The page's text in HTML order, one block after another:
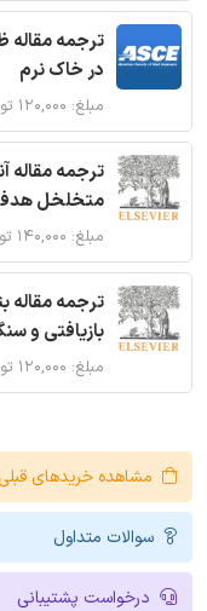
ترجمه مقاله
در خاک نرم
مبلغ: ۱۲۰,۰۰۰ تومان
ترجمه مقاله
متخلخل
مبلغ: ۱۴۰,۰۰۰ تومان
ترجمه مقاله
بازیافتی و
مبلغ: ۱۲۰,۰۰۰ تومان
مشاهده خریدهای قبلی
سوالات متداول
درخواست پشتیبانی